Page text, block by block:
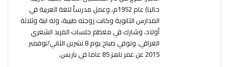
حاليا) عام 1952م، وعمل مدرساً للغة العربية في
المدارس الثانوية وكانت زوجته طبيبة، وله ابنة وثلاثة
أولاد، وشارك في معظم جلسات المربد الشعري
العراقي. وتوفي صباح يوم 8 تشرين الثاني/نوفمبر
2015 عن عمر ناهز 85 عاما في باريس.